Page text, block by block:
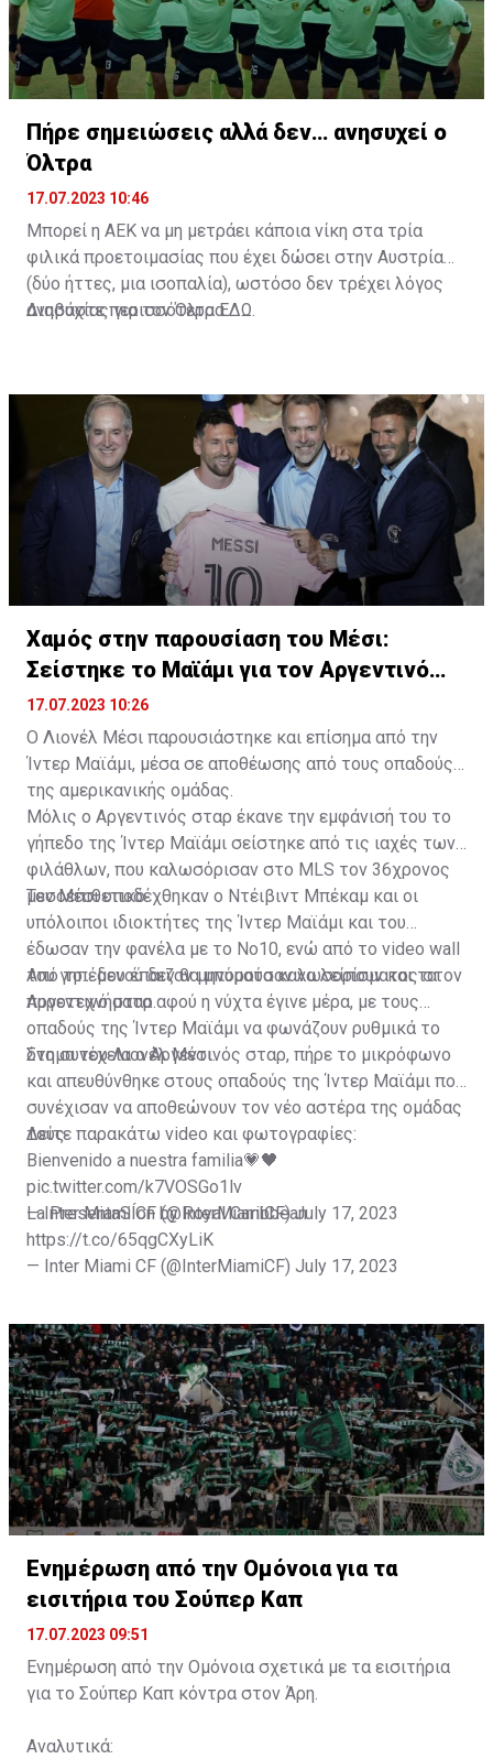
Πήρε σημειώσεις αλλά δεν… ανησυχεί ο
Όλτρα
17.07.2023 10:46
Μπορεί η ΑΕΚ να μη μετράει κάποια νίκη στα τρία
φιλικά προετοιμασίας που έχει δώσει στην Αυστρία
(δύο ήττες, μια ισοπαλία), ωστόσο δεν τρέχει λόγος
ανησυχίας για τον Όλτρα.
Διαβάστε περισσότεραΕΔΩ.
Χαμός στην παρουσίαση του Μέσι:
Σείστηκε το Μαϊάμι για τον Αργεντινό
σταρ
17.07.2023 10:26
Ο Λιονέλ Μέσι παρουσιάστηκε και επίσημα από την
Ίντερ Μαϊάμι, μέσα σε αποθέωσης από τους οπαδούς
της αμερικανικής ομάδας.
Μόλις ο Αργεντινός σταρ έκανε την εμφάνισή του το
γήπεδο της Ίντερ Μαϊάμι σείστηκε από τις ιαχές των
φιλάθλων, που καλωσόρισαν στο MLS τον 36χρονος
μεσοεπιθετικό.
Τον Μέσι υποδέχθηκαν ο Ντέιβιντ Μπέκαμ και οι
υπόλοιποι ιδιοκτήτες της Ίντερ Μαϊάμι και του
έδωσαν την φανέλα με το Νο10, ενώ από το video wall
του γηπέδου έπαιζαν μηνύματα καλωσορίσματος στον
Αργεντινό σταρ.
Από το... μενού δεν θα μπορούσαν να λείπουν και τα
πυροτεχνήματα αφού η νύχτα έγινε μέρα, με τους
οπαδούς της Ίντερ Μαϊάμι να φωνάζουν ρυθμικά το
όνομα του Λιονέλ Μέσι.
Στη συνέχεια ο Αργεντινός σταρ, πήρε το μικρόφωνο
και απευθύνθηκε στους οπαδούς της Ίντερ Μαϊάμι που
συνέχισαν να αποθεώνουν τον νέο αστέρα της ομάδας
τους.
Δείτε παρακάτω video και φωτογραφίες:
Bienvenido a nuestra familia💗🖤
pic.twitter.com/k7VOSGo1lv
— Inter Miami CF (@InterMiamiCF)July 17, 2023
La PresentaSÍon by Royal Caribbean
https://t.co/65qgCXyLiK
— Inter Miami CF (@InterMiamiCF) July 17, 2023
Ενημέρωση από την Ομόνοια για τα
εισιτήρια του Σούπερ Καπ
17.07.2023 09:51
Ενημέρωση από την Ομόνοια σχετικά με τα εισιτήρια
για το Σούπερ Καπ κόντρα στον Άρη.
Αναλυτικά: